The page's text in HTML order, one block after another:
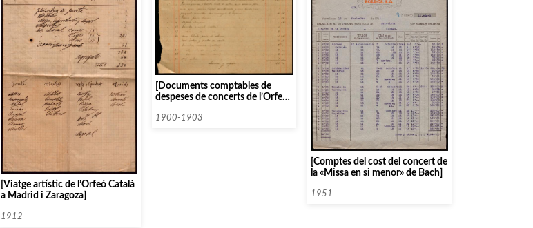
[Viatge artístic de l’Orfeó Català
a Madrid i Zaragoza]
1912
[Documents comptables de
despeses de concerts de l’Orfeó
1900-1903
[Comptes del cost del concert de
la «Missa en si menor» de Bach]
1951